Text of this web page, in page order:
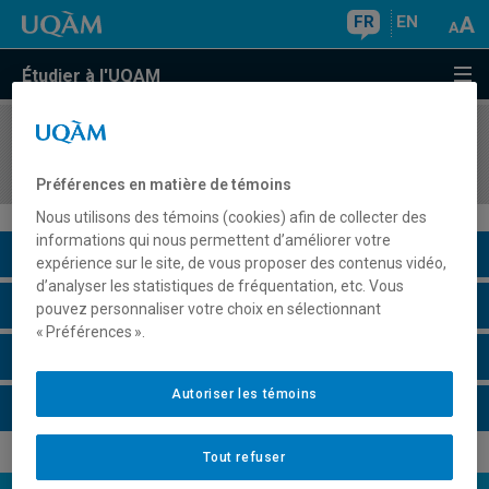
FR EN
Étudier à l'UQAM
COURS//
Description du cours
Horaire - Été 2026
Préférences en matière de témoins
Nous utilisons des témoins (cookies) afin de collecter des
informations qui nous permettent d’améliorer votre
expérience sur le site, de vous proposer des contenus vidéo,
d’analyser les statistiques de fréquentation, etc. Vous
pouvez personnaliser votre choix en sélectionnant
« Préférences ».
Tout refuser
Autoriser les témoins